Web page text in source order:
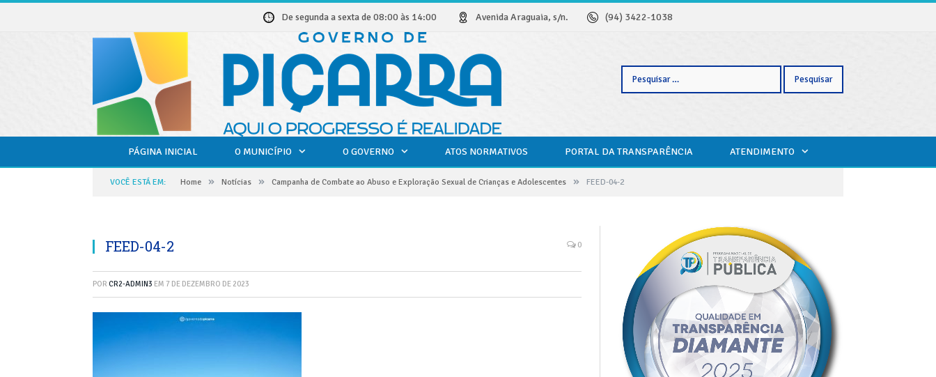
De segunda a sexta de 08:00 às 14:00 Avenida Araguaia, s/n. (94) 3422-1038
Pesquisar
PÁGINA INICIAL O MUNICÍPIO O GOVERNO ATOS NORMATIVOS PORTAL DA TRANSPARÊNCIA ATENDIMENTO
VOCÊ ESTÁ EM: Home » Notícias » Campanha de Combate ao Abuso e Exploração Sexual de Crianças e Adolescentes » FEED-04-2
FEED-04-2 0
POR CR2-ADMIN3 EM 7 DE DEZEMBRO DE 2023